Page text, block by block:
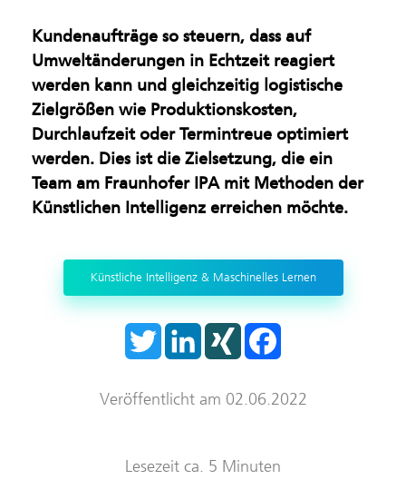
Multifunktionale
Materialien
Nachhaltige Industrie
Oberflächen &
Beschichtungen
Trockenraum
Kundenaufträge so steuern, dass auf
Umweltänderungen in Echtzeit reagiert
werden kann und gleichzeitig logistische
Zielgrößen wie Produktionskosten,
Durchlaufzeit oder Termintreue optimiert
werden. Dies ist die Zielsetzung, die ein
Team am Fraunhofer IPA mit Methoden der
Künstlichen Intelligenz erreichen möchte.
Künstliche Intelligenz & Maschinelles Lernen
T
e
L
n
d
X
N
o
Veröffentlicht am 02.06.2022
Lesezeit ca. 5 Minuten